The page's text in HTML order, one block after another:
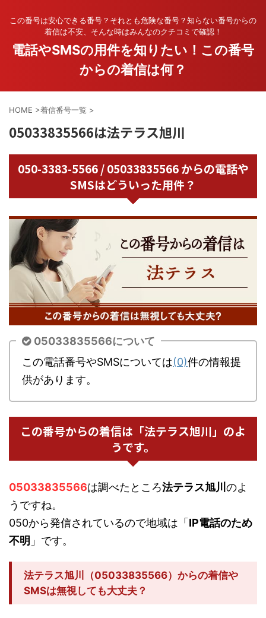
この番号は安心できる番号？それとも危険な番号？知らない番号からの
着信は不安、そんな時はみんなのクチコミで確認！
電話やSMSの用件を知りたい！この番号
からの着信は何？
HOME >着信番号一覧 >
05033835566は法テラス旭川
050-3383-5566 / 05033835566 からの電話や
SMSはどういった用件？
05033835566について
この電話番号やSMSについては(0)件の情報提
供があります。
この番号からの着信は「法テラス旭川」のよ
うです。
05033835566は調べたところ法テラス旭川 のよ
うですね。
050から発信されているので地域は「 IP電話のため
不明 」です。
法テラス旭川（05033835566）からの着信や
SMSは無視しても大丈夫？